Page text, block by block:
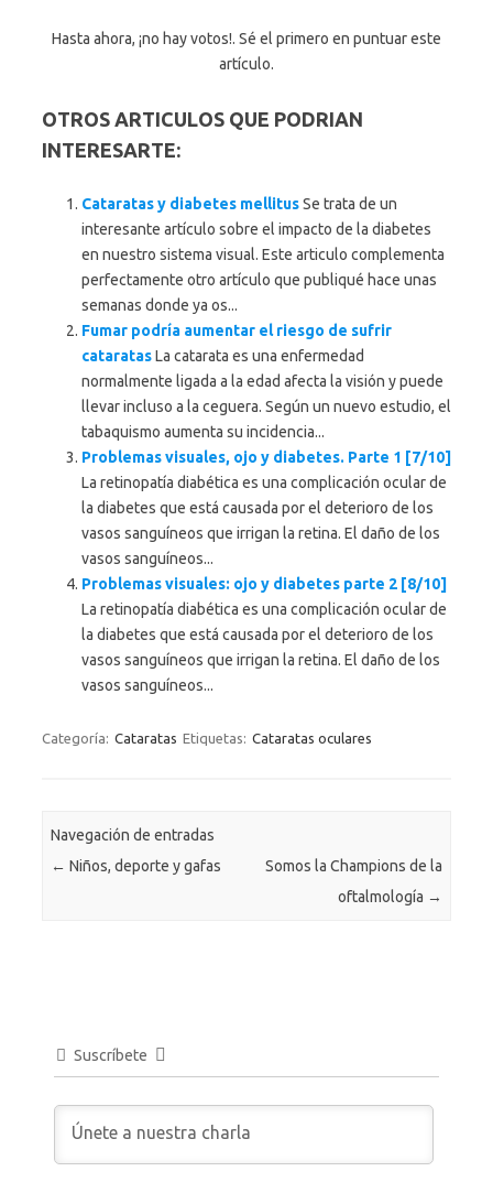
Hasta ahora, ¡no hay votos!. Sé el primero en puntuar este
artículo.
OTROS ARTICULOS QUE PODRIAN
INTERESARTE:
Cataratas y diabetes mellitusSe trata de un
interesante artículo sobre el impacto de la diabetes
en nuestro sistema visual. Este articulo complementa
perfectamente otro artículo que publiqué hace unas
semanas donde ya os...
Fumar podría aumentar el riesgo de sufrir
cataratasLa catarata es una enfermedad
normalmente ligada a la edad afecta la visión y puede
llevar incluso a la ceguera. Según un nuevo estudio, el
tabaquismo aumenta su incidencia...
Problemas visuales, ojo y diabetes. Parte 1 [7/10]
La retinopatía diabética es una complicación ocular de
la diabetes que está causada por el deterioro de los
vasos sanguíneos que irrigan la retina. El daño de los
vasos sanguíneos...
Problemas visuales: ojo y diabetes parte 2 [8/10]
La retinopatía diabética es una complicación ocular de
la diabetes que está causada por el deterioro de los
vasos sanguíneos que irrigan la retina. El daño de los
vasos sanguíneos...
Categoría: Cataratas Etiquetas: Cataratas oculares
Navegación de entradas
← Niños, deporte y gafas
Somos la Champions de la
oftalmología →
Suscríbete